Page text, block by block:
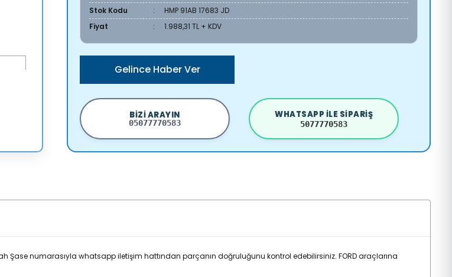
Stok Kodu
HMP 91AB 17683 JD
Fiyat
1.988,31 TL + KDV
Gelince Haber Ver
BIZI ARAYIN
05077770583
WHATSAPP ILE SIPARIŞ
5077770583
Şase numarasıyla whatsapp iletişim hattından parçanın doğruluğunu kontrol edebilirsiniz. FORD araçlarına